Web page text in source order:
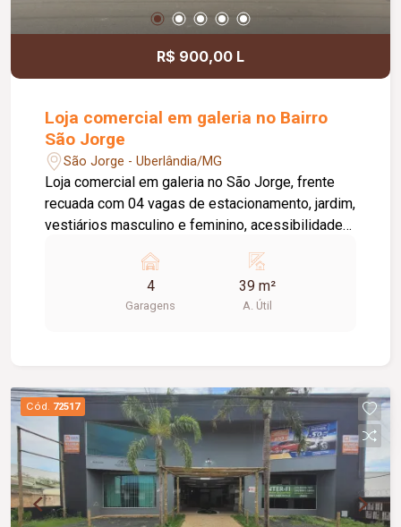
R$ 900,00 L
Loja comercial em galeria no Bairro
São Jorge
São Jorge - Uberlândia/MG
Loja comercial em galeria no São Jorge, frente
recuada com 04 vagas de estacionamento, jardim,
vestiários masculino e feminino, acessibilidade
4
Garagens
39 m²
A. Útil
Cód. 72517